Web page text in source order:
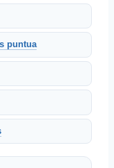
puntua